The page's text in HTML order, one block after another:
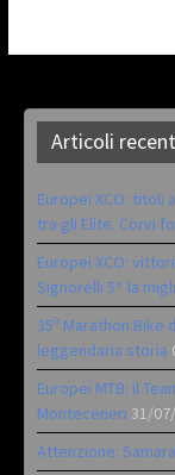
Articoli
Europei XCO: titoli
tra gli Elite. Corvi
Europei XCO:
Signorelli 5^ la
35ª Marathon Bike
leggendaria storia
Europei MTB: il
Monteceneri 31/
Attenzione: